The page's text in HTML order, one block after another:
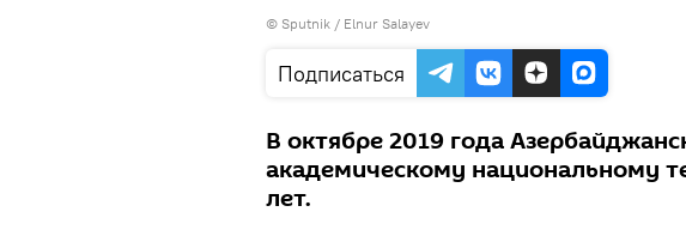
© Sputnik / Elnur Salayev
Подписаться
В октябре 2019 года
академическому национальному
лет.